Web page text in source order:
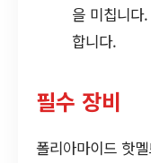
을 미칩니다
합니다.
필수 장비
폴리아마이드 핫